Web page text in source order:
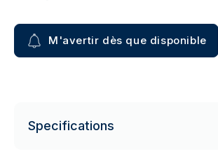
M'avertir dès que disponible
Specifications